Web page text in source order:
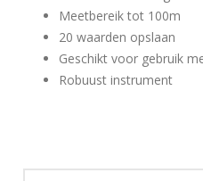
Meetbereik tot 100m
20 waarden opslaan
Geschikt voor gebruik
Robuust instrument